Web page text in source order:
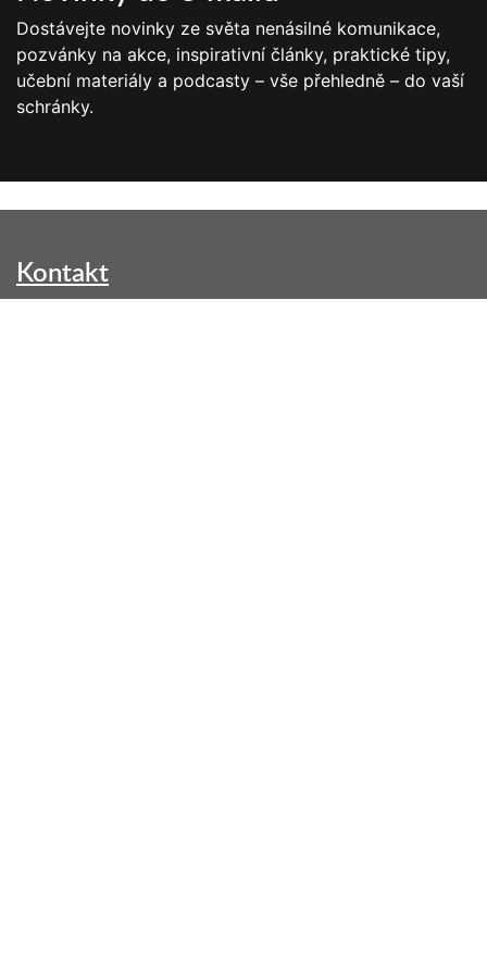
Dostávejte novinky ze světa nenásilné komunikace,
pozvánky na akce, inspirativní články, praktické tipy,
učební materiály a podcasty – vše přehledně – do vaší
schránky.
Kontakt
NVC Brno, z. s.